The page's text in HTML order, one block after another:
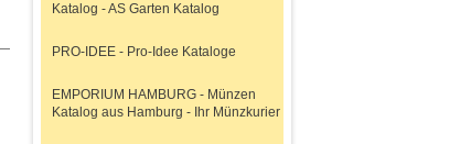
Katalog - AS Garten Katalog
PRO-IDEE - Pro-Idee Kataloge
EMPORIUM HAMBURG - Münzen
Katalog aus Hamburg - Ihr Münzkurier